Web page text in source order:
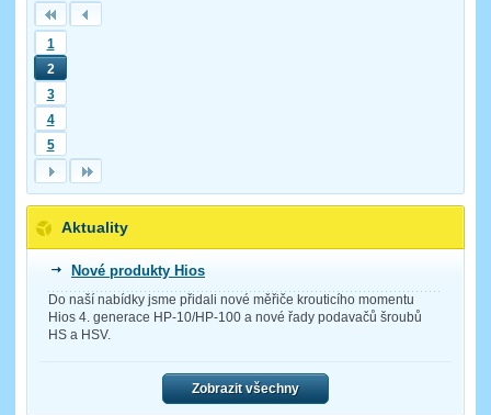
1
2
3
4
5
Aktuality
Nové produkty Hios
Do naší nabídky jsme přidali nové měřiče krouticího momentu
Hios 4. generace HP-10/HP-100 a nové řady podavačů šroubů
HS a HSV.
Zobrazit všechny